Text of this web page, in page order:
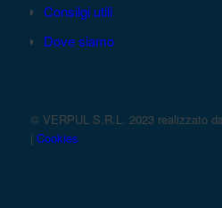
Consilgi utili
Dove siamo
© VERPUL S.R.L. 2023 realizzato
| Cookies